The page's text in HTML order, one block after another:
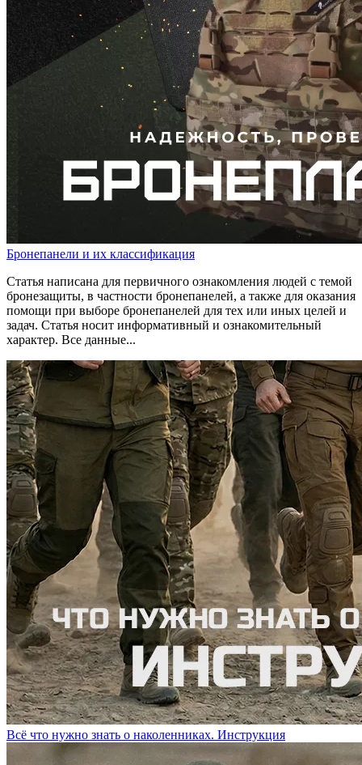
Бронепанели и их классификация
Статья написана для первичного ознакомления людей с темой
бронезащиты, в частности бронепанелей, а также для оказания
помощи при выборе бронепанелей для тех или иных целей и
задач. Статья носит информативный и ознакомительный
характер. Все данные...
Всё что нужно знать о наколенниках. Инструкция